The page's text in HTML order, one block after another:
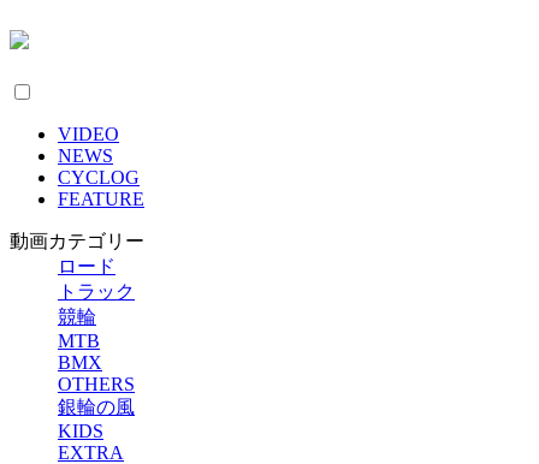
VIDEO
NEWS
CYCLOG
FEATURE
動画カテゴリー
ロード
トラック
競輪
MTB
BMX
OTHERS
銀輪の風
KIDS
EXTRA